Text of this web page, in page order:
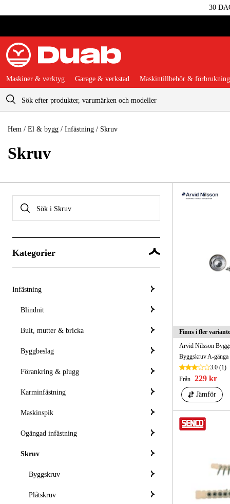
30
Maskiner & verktyg Garage & verkstad Maskintillbehör & förbrukning
Hem / El & bygg / Infästning / Skruv
Skruv
Kategorier
Infästning
Blindnit
Bult, mutter & bricka
Byggbeslag
Förankring & plugg
Karminfästning
Maskinspik
Ogängad infästning
Skruv
Byggskruv
Plåtskruv
Finns i fler
Arvid Nilsson
Byggskruv A-gänga
3.0(1)
Från
229 kr
Jämför